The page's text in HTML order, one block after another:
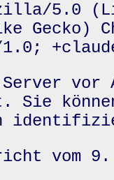
5.0
Gecko)
Server
Sie
vom 9.